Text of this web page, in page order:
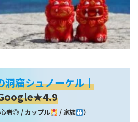
洞窟シュノーケル｜
者◎ / カップル / 家族 ）